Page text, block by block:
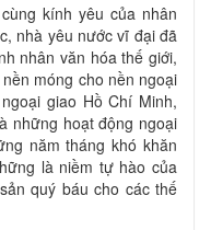
kính yêu của nhân
nhà yêu nước vĩ đại đã
nhân văn hóa thế giới,
móng cho nền ngoại
giao Hồ Chí Minh,
những hoạt động ngoại
năm tháng khó khăn
là niềm tự hào của
quý báu cho các thế